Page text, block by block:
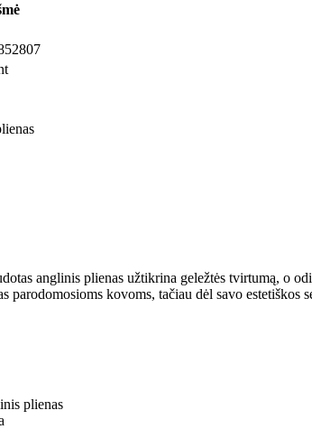
anglinis plienas užtikrina geležtės tvirtumą, o
parodomosioms kovoms, tačiau dėl savo estetiškos
plienas